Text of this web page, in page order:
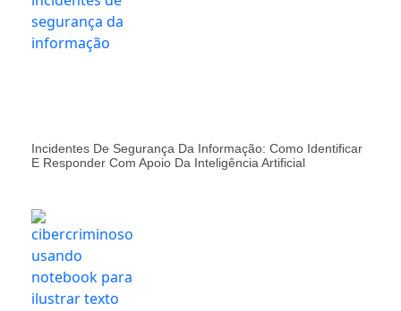
Incidentes De Segurança Da Informação: Como Identificar
E Responder Com Apoio Da Inteligência Artificial